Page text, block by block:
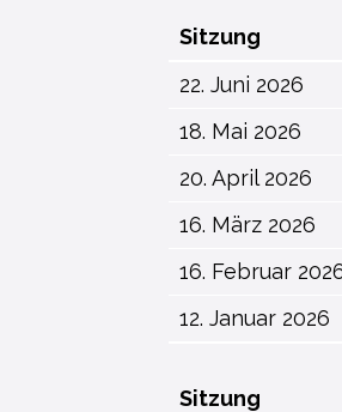
Sitzung
22. Juni 2026
18. Mai 2026
20. April 2026
16. März 2026
16. Februar
12. Januar 2026
Sitzung